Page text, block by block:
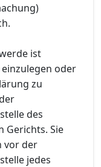
ist
oder
zu
des
Gerichts. Sie
vor der
jedes